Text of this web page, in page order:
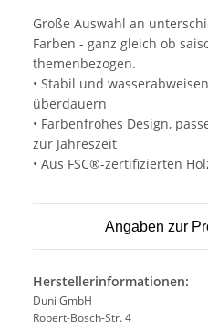
Große Auswahl an
Farben - ganz gleich ob
themenbezogen.
• Stabil und
überdauern
• Farbenfrohes Design,
zur Jahreszeit
• Aus FSC®-zertifizierten
Angaben zur
Herstellerinformationen:
Duni GmbH
Robert-Bosch-Str. 4